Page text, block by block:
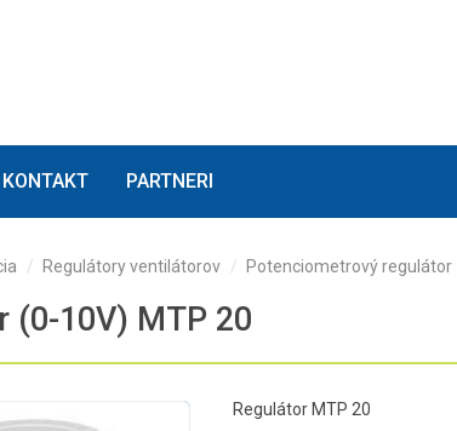
KONTAKT PARTNERI
Regulátory ventilátorov Potenciometrový regulátor
(0-10V) MTP 20
Regulátor MTP 20